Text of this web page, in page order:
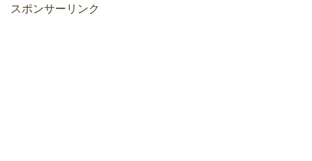
スポンサーリンク